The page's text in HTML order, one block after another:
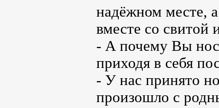
надёжном месте,
вместе со свитой
- А почему Вы
приходя в себя
- У нас принято
произошло с